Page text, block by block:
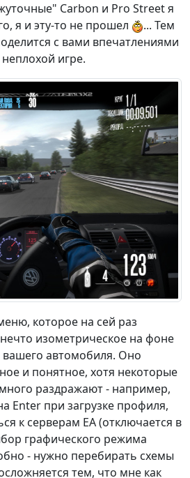
Carbon и Pro Street я
я и эту-то не прошел
... Тем
с вами впечатлениями
игре.
которое на сей раз
изометрическое на фоне
вашего автомобиля. Оно
и понятное, хотя некоторые
раздражают - например,
Enter при загрузке профиля,
к серверам EA (отключается в
графического режима
- нужно перебирать схемы
тем, что мне как